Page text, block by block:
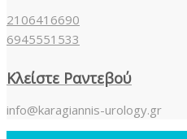
2106416690
6945551533
Κλείστε Ραντεβού
info@karagiannis-urology.gr